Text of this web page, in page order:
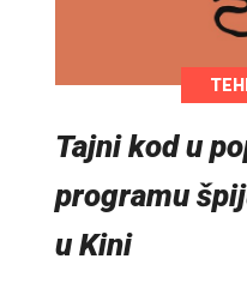
Tajni kod u
programu
u Kini